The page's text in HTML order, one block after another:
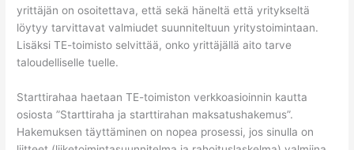
yrittäjän on osoitettava, että sekä häneltä että yritykseltä
löytyy tarvittavat valmiudet suunniteltuun yritystoimintaan.
Lisäksi TE-toimisto selvittää, onko yrittäjällä aito tarve
taloudelliselle tuelle.
Starttirahaa haetaan TE-toimiston verkkoasioinnin kautta
osiosta ”Starttiraha ja starttirahan maksatushakemus”.
Hakemuksen täyttäminen on nopea prosessi, jos sinulla on